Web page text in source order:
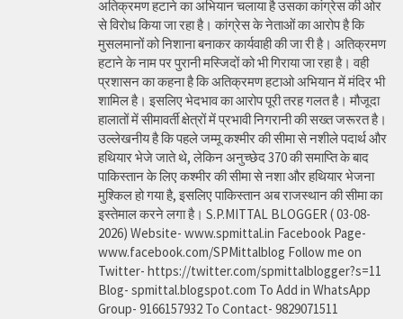
अतिक्रमण हटाने का अभियान चलाया है उसका कांग्रेस की ओर
से विरोध किया जा रहा है। कांग्रेस के नेताओं का आरोप है कि
मुसलमानों को निशाना बनाकर कार्यवाही की जा री है। अतिक्रमण
हटाने के नाम पर पुरानी मस्जिदों को भी गिराया जा रहा है। वही
प्रशासन का कहना है कि अतिक्रमण हटाओ अभियान में मंदिर भी
शामिल है। इसलिए भेदभाव का आरोप पूरी तरह गलत है। मौजूदा
हालातों में सीमावर्ती क्षेत्रों में प्रभावी निगरानी की सख्त जरूरत है।
उल्लेखनीय है कि पहले जम्मू कश्मीर की सीमा से नशीले पदार्थ और
हथियार भेजे जाते थे, लेकिन अनुच्छेद 370 की समाप्ति के बाद
पाकिस्तान के लिए कश्मीर की सीमा से नशा और हथियार भेजना
मुश्किल हो गया है, इसलिए पाकिस्तान अब राजस्थान की सीमा का
इस्तेमाल करने लगा है। S.P.MITTAL BLOGGER ( 03-08-
2026) Website- www.spmittal.in Facebook Page-
www.facebook.com/SPMittalblog Follow me on
Twitter- https://twitter.com/spmittalblogger?s=11
Blog- spmittal.blogspot.com To Add in WhatsApp
Group- 9166157932 To Contact- 9829071511